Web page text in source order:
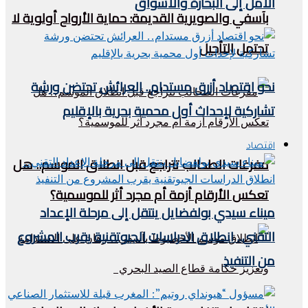
بآسفي والصويرية القديمة: حماية الأرواح أولوية لا
تحتمل التأجيل
مفرغات الطحالب تتراجع قبل انطلاق الموسم.. هل
تعكس الأرقام أزمة أم مجرد أثر للموسمية؟
نحو اقتصاد أزرق مستدام.. العرائش تحتضن ورشة
تشاركية لإحداث أول محمية بحرية بالإقليم
اقتصاد
ميناء سيدي بولفضايل ينتقل إلى مرحلة الإعداد
التقني.. انطلاق الدراسات الجيوتقنية يقرب المشروع
من التنفيذ